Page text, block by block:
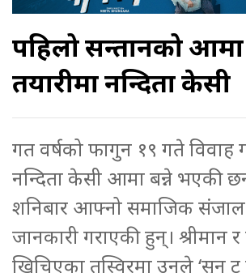
पहिलो सन्तानको आमा
तयारीमा नन्दिता केसी
गत वर्षको फागुन १९ गते विवाह
नन्दिता केसी आमा बन्ने भएकी
शनिबार आफ्नो समाजिक
जानकारी गराएकी हुन्। श्रीमान
खिचिएका तस्विरमा उनले ‘सून टू